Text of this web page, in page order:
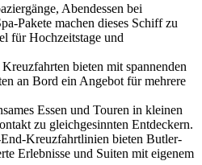
Abendessen bei
Pakete machen dieses Schiff zu
für Hochzeitstage und
bieten mit spannenden
an Bord ein Angebot für mehrere
Essen und Touren in kleinen
zu gleichgesinnten Entdeckern.
Kreuzfahrtlinien bieten Butler-
Erlebnisse und Suiten mit eigenem